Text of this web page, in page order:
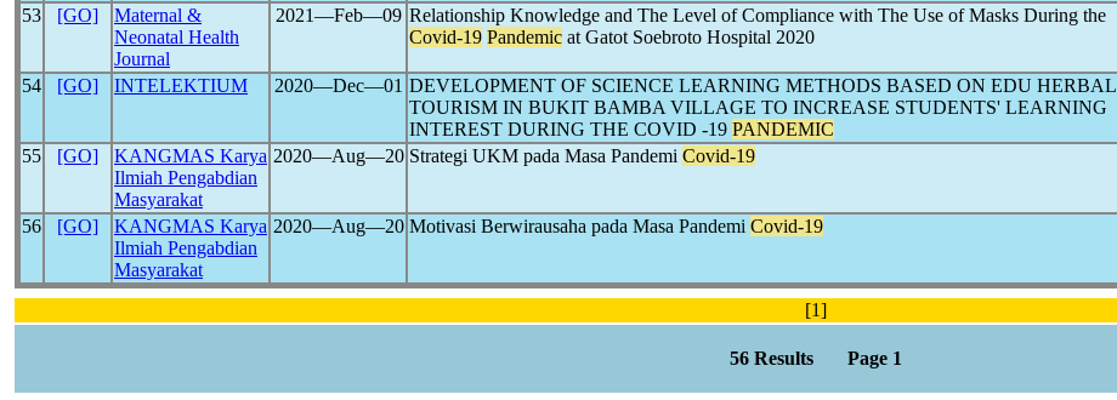
53 [GO]
Maternal &
Neonatal Health
Journal
2021―Feb―09 Relationship Knowledge and The Level of Compliance with The Use of Masks During the
Covid-19 Pandemic at Gatot Soebroto Hospital 2020
54 [GO] INTELEKTIUM 2020―Dec―01 DEVELOPMENT OF SCIENCE LEARNING METHODS BASED ON EDU HERBAL
TOURISM IN BUKIT BAMBA VILLAGE TO INCREASE STUDENTS' LEARNING
INTEREST DURING THE COVID -19 PANDEMIC
55 [GO]
KANGMAS Karya
Ilmiah Pengabdian
Masyarakat
2020―Aug―20 Strategi UKM pada Masa Pandemi Covid-19
56 [GO]
KANGMAS Karya
Ilmiah Pengabdian
Masyarakat
2020―Aug―20 Motivasi Berwirausaha pada Masa Pandemi Covid-19
[1]
56 Results Page 1